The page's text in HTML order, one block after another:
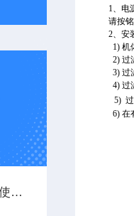
你知道吗？全自动过滤器在使用时也需考虑水质
1、电
请按
2、安
1) 机
2) 过
3) 过
4) 过
5)
6) 在